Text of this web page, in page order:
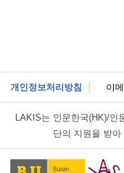
개인정보처리방침 이
LAKIS는 인문한국(HK)/인
단의 지원을 받